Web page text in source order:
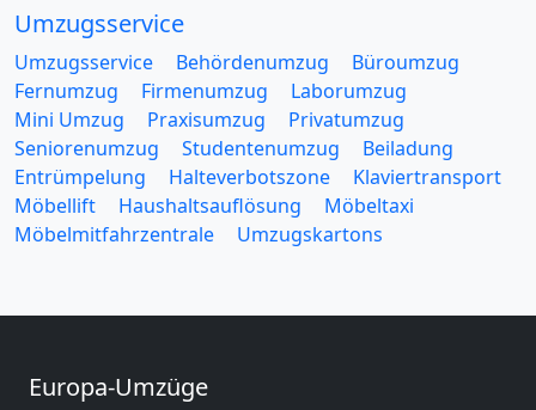
Umzugsservice
Umzugsservice Behördenumzug
Büroumzug
Fernumzug
Firmenumzug
Laborumzug
Mini Umzug
Praxisumzug
Privatumzug
Seniorenumzug
Studentenumzug
Beiladung
Entrümpelung
Halteverbotszone
Klaviertransport
Möbellift
Haushaltsauflösung
Möbeltaxi
Möbelmitfahrzentrale
Umzugskartons
Europa-Umzüge